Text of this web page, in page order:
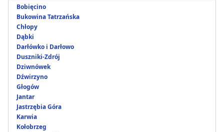
Bobięcino
Bukowina Tatrzańska
Chłopy
Dąbki
Darłówko i Darłowo
Duszniki-Zdrój
Dziwnówek
Dźwirzyno
Głogów
Jantar
Jastrzębia Góra
Karwia
Kołobrzeg